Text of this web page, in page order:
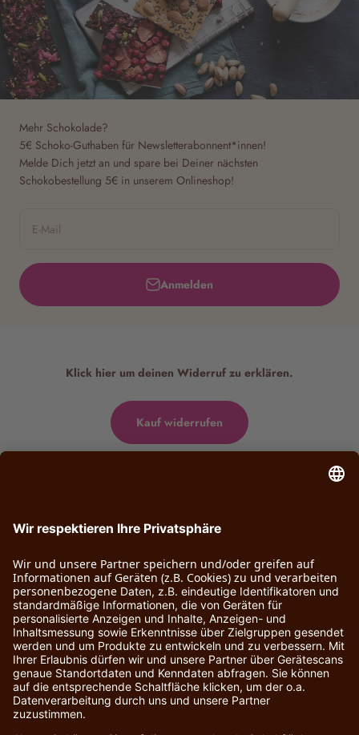
Mehr Schokolade?
5€ Schoko-Guthaben für Newsletterabonnent*innen!
Melde Dich jetzt an und spare bei Deiner nächsten
Schokobestellung 5€ in unserem Onlineshop!
E-Mail
Anmelden
Klick hier um deinen Widerruf zu erklären.
Kauf widerrufen
Kontakt
CHOCOVERSUM GmbH
Meßberg 1
20095 Hamburg
Tel:+49 (0)40 – 4 19 12 30-0
E-Mail:service@chocoversum.de
Service
Rechtliches